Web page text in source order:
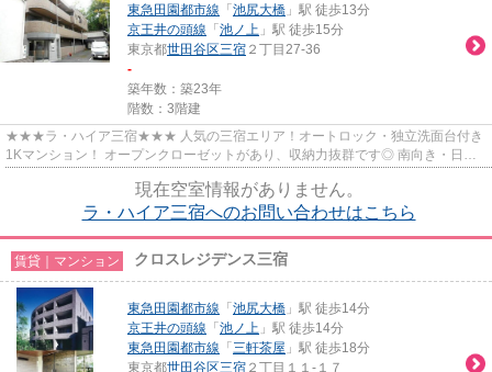
東急田園都市線 「 池尻大橋 」駅 徒歩13分
京王井の頭線 「 池ノ上 」駅 徒歩15分
東京都世田谷区三宿 ２丁目27-36
-
築年数：築23年
階数：3階建
★★★ラ・ハイア三宿★★★ 人気の三宿エリア！オートロック・独立洗面台付き
1Kマンション！ オープンクローゼットがあり、収納力抜群です◎ 南向き・日当
現在空室情報がありません。
ラ・ハイア三宿へのお問い合わせはこちら
賃貸｜マンション クロスレジデンス三宿
東急田園都市線 「 池尻大橋 」駅 徒歩14分
京王井の頭線 「 池ノ上 」駅 徒歩14分
東急田園都市線 「 三軒茶屋 」駅 徒歩18分
東京都世田谷区三宿 ２丁目１１-１７